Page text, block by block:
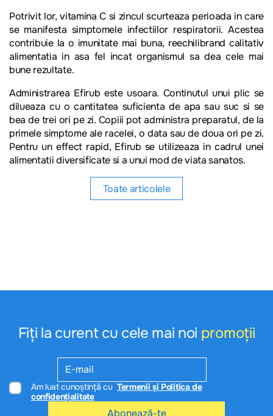
Potrivit lor, vitamina C si zincul scurteaza perioada in care
se manifesta simptomele infectiilor respiratorii. Acestea
contribuie la o imunitate mai buna, reechilibrand calitativ
alimentatia in asa fel incat organismul sa dea cele mai
bune rezultate.
Administrarea Efirub este usoara. Continutul unui plic se
dilueaza cu o cantitatea suficienta de apa sau suc si se
bea de trei ori pe zi. Copiii pot administra preparatul, de la
primele simptome ale racelei, o data sau de doua ori pe zi.
Pentru un effect rapid, Efirub se utilizeaza in cadrul unei
alimentatii diversificate si a unui mod de viata sanatos.
Toate articolele
Fiți la curent cu cele mai noi promoții
Am luat cunoștință cu Termenii și Politica de
confidențialitate
Abonează-te